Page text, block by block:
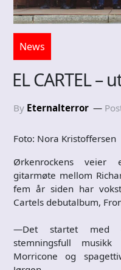
News
EL CARTEL
By Eternalterror
Foto: Nora Kristoffersen
Ørkenrockens veier
gitarmøte mellom
fem år siden har
Cartels debutalbum,
—Det startet med
stemningsfull
Morricone og